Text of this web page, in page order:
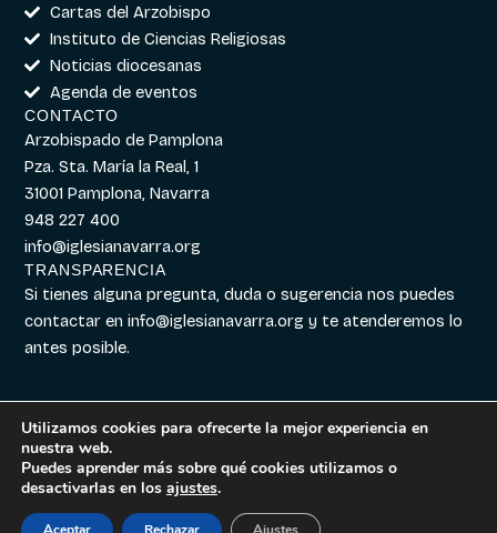
Cartas del Arzobispo
Instituto de Ciencias Religiosas
Noticias diocesanas
Agenda de eventos
CONTACTO
Arzobispado de Pamplona
Pza. Sta. María la Real, 1
31001 Pamplona, Navarra
948 227 400
info@iglesianavarra.org
TRANSPARENCIA
Si tienes alguna pregunta, duda o sugerencia nos puedes
contactar eninfo@iglesianavarra.org y te atenderemos lo
antes posible.
Aviso legal|
Cookies|Política de
Utilizamos cookies para ofrecerte la mejor experiencia en
nuestra web.
Puedes aprender más sobre qué cookies utilizamos o
desactivarlas en los ajustes.